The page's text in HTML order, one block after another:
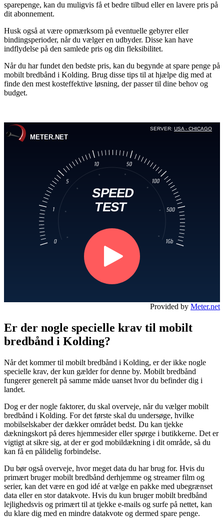
sparepenge, kan du muligvis få et bedre tilbud eller en lavere pris på
dit abonnement.
Husk også at være opmærksom på eventuelle gebyrer eller
bindingsperioder, når du vælger en udbyder. Disse kan have
indflydelse på den samlede pris og din fleksibilitet.
Når du har fundet den bedste pris, kan du begynde at spare penge på
mobilt bredbånd i Kolding. Brug disse tips til at hjælpe dig med at
finde den mest kosteffektive løsning, der passer til dine behov og
budget.
Provided by Meter.net
Er der nogle specielle krav til mobilt
bredbånd i Kolding?
Når det kommer til mobilt bredbånd i Kolding, er der ikke nogle
specielle krav, der kun gælder for denne by. Mobilt bredbånd
fungerer generelt på samme måde uanset hvor du befinder dig i
landet.
Dog er der nogle faktorer, du skal overveje, når du vælger mobilt
bredbånd i Kolding. For det første skal du undersøge, hvilke
mobilselskaber der dækker området bedst. Du kan tjekke
dækningskort på deres hjemmesider eller spørge i butikkerne. Det er
vigtigt at sikre sig, at der er god mobildækning i dit område, så du
kan få en pålidelig forbindelse.
Du bør også overveje, hvor meget data du har brug for. Hvis du
primært bruger mobilt bredbånd derhjemme og streamer film og
serier, kan det være en god idé at vælge en pakke med ubegrænset
data eller en stor datakvote. Hvis du kun bruger mobilt bredbånd
lejlighedsvis og primært til at tjekke e-mails og surfe på nettet, kan
du klare dig med en mindre datakvote og dermed spare penge.